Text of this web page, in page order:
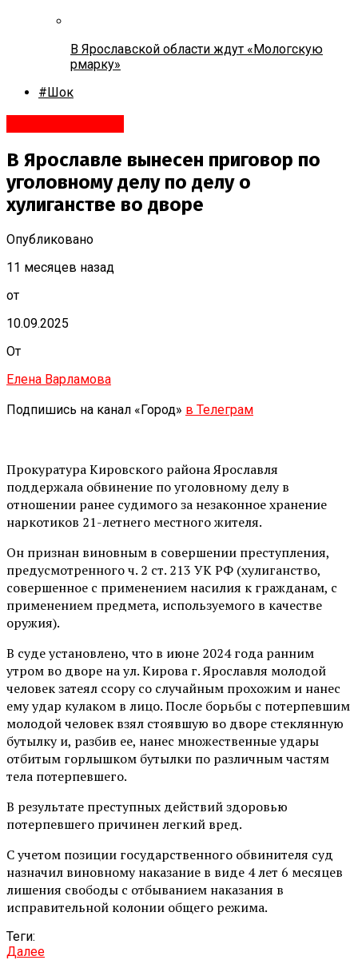
В Ярославской области ждут «Мологскую
рмарку»
#Шок
В Ярославле вынесен приговор по
уголовному делу по делу о
хулиганстве во дворе
Опубликовано
11 месяцев назад
от
10.09.2025
От
Елена Варламова
Подпишись на канал «Город» в Телеграм
Прокуратура Кировского района Ярославля
поддержала обвинение по уголовному делу в
отношении ранее судимого за незаконное хранение
наркотиков 21-летнего местного жителя.
Он признан виновным в совершении преступления,
предусмотренного ч. 2 ст. 213 УК РФ (хулиганство,
совершенное с применением насилия к гражданам, с
применением предмета, используемого в качестве
оружия).
В суде установлено, что в июне 2024 года ранним
утром во дворе на ул. Кирова г. Ярославля молодой
человек затеял ссору со случайным прохожим и нанес
ему удар кулаком в лицо. После борьбы с потерпевшим
молодой человек взял стоявшую во дворе стеклянную
бутылку и, разбив ее, нанес множественные удары
отбитым горлышком бутылки по различным частям
тела потерпевшего.
В результате преступных действий здоровью
потерпевшего причинен легкий вред.
С учетом позиции государственного обвинителя суд
назначил виновному наказание в виде 4 лет 6 месяцев
лишения свободы с отбыванием наказания в
исправительной колонии общего режима.
Теги:
Далее